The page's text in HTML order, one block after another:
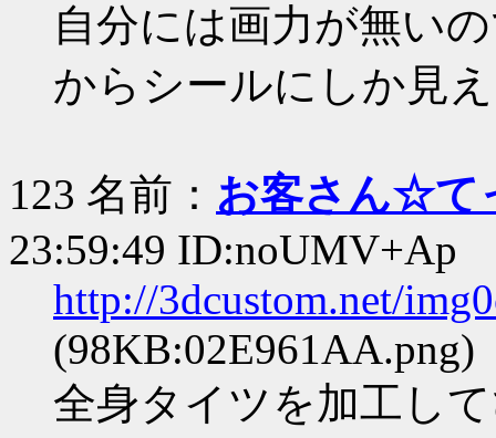
自分には画力が無い
からシールにしか見
123 名前： お客さん☆て
23:59:49 ID:noUMV+Ap
http://3dcustom.net/
(98KB:02E961AA.png)
全身タイツを加工し